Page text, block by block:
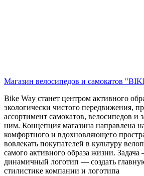
Магазин велосипедов и самокатов
Bike Way станет центром активного
экологически чистого передвижения,
ассортимент самокатов, велосипедов и
ним. Концепция магазина направлена
комфортного и вдохновляющего
вовлекать покупателей в культуру
самого активного образа жизни. Задача
динамичный логотип — создать
стилистике компании и логотипа